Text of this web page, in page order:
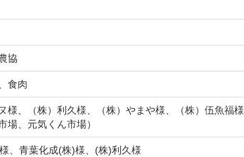
協
食肉
様、（株）利久様、（株）やまや様、（株）伍魚福様
場、元気くん市場）
、青葉化成(株)様、(株)利久様